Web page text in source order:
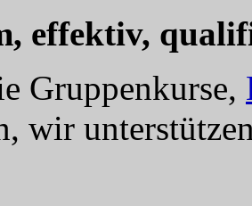
effektiv,
Gruppenkurse,
wir